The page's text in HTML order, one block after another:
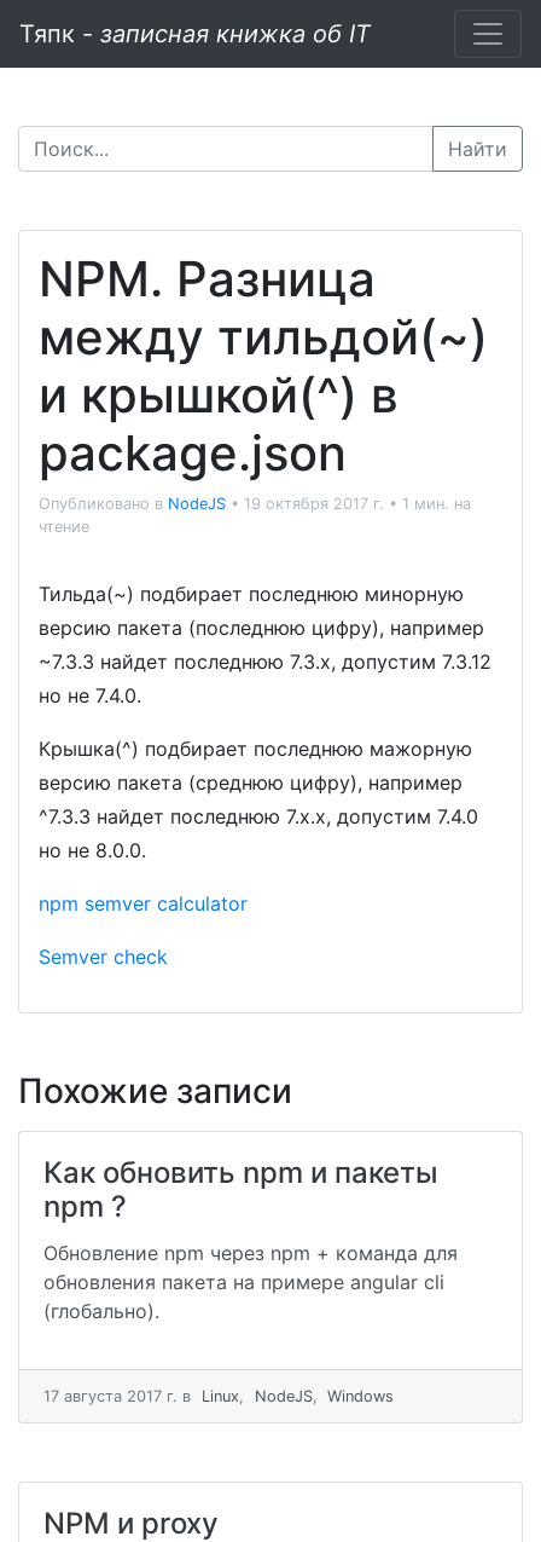
Тяпк - записная книжка об IT
Найти
NPM. Разница
между тильдой(~)
и крышкой(^) в
package.json
Опубликовано в NodeJS • 19 октября 2017 г. • 1 мин. на
чтение
Тильда(~) подбирает последнюю минорную
версию пакета (последнюю цифру), например
~7.3.3 найдет последнюю 7.3.x, допустим 7.3.12
но не 7.4.0.
Крышка(^) подбирает последнюю мажорную
версию пакета (среднюю цифру), например
^7.3.3 найдет последнюю 7.x.x, допустим 7.4.0
но не 8.0.0.
npm semver calculator
Semver check
Похожие записи
Как обновить npm и пакеты
npm ?
Обновление npm через npm + команда для
обновления пакета на примере angular cli
(глобально).
17 августа 2017 г. в Linux, NodeJS, Windows
NPM и proxy